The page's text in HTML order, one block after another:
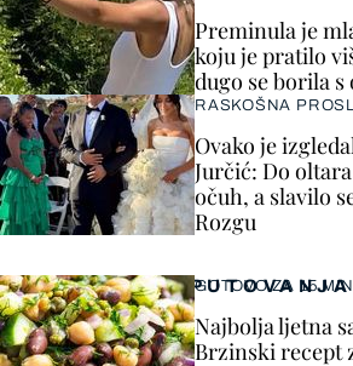
Preminula je
koju je pratilo
dugo se borila
RASKOŠNA
Ovako je
Jurčić: Do
očuh, a slavilo
Rozgu
PUTOVANJA
GOTOVO ZA 15
Najbolja ljetna
Brzinski recept